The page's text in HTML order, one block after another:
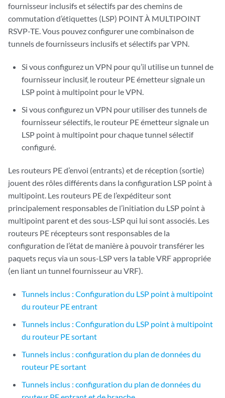
fournisseur inclusifs et sélectifs par des chemins de
commutation d’étiquettes (LSP) POINT À MULTIPOINT
RSVP-TE. Vous pouvez configurer une combinaison de
tunnels de fournisseurs inclusifs et sélectifs par VPN.
Si vous configurez un VPN pour qu’il utilise un tunnel de
fournisseur inclusif, le routeur PE émetteur signale un
LSP point à multipoint pour le VPN.
Si vous configurez un VPN pour utiliser des tunnels de
fournisseur sélectifs, le routeur PE émetteur signale un
LSP point à multipoint pour chaque tunnel sélectif
configuré.
Les routeurs PE d’envoi (entrants) et de réception (sortie)
jouent des rôles différents dans la configuration LSP point à
multipoint. Les routeurs PE de l’expéditeur sont
principalement responsables de l’initiation du LSP point à
multipoint parent et des sous-LSP qui lui sont associés. Les
routeurs PE récepteurs sont responsables de la
configuration de l’état de manière à pouvoir transférer les
paquets reçus via un sous-LSP vers la table VRF appropriée
(en liant un tunnel fournisseur au VRF).
Tunnels inclus : Configuration du LSP point à multipoint
du routeur PE entrant
Tunnels inclus : Configuration du LSP point à multipoint
du routeur PE sortant
Tunnels inclus : configuration du plan de données du
routeur PE sortant
Tunnels inclus : configuration du plan de données du